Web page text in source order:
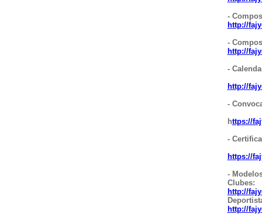
-
http://
-
http://
-
http://
-
https://
-
https://
-
Clubes:
http://
http://